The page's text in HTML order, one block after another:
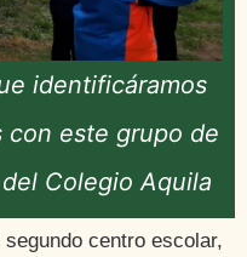
identificáramos
con este grupo de
Colegio Aquila
centro escolar,